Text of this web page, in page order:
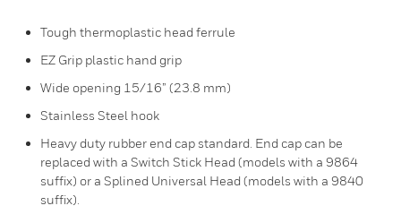
Tough thermoplastic head ferrule
EZ Grip plastic hand grip
Wide opening 15/16” (23.8 mm)
Stainless Steel hook
Heavy duty rubber end cap standard. End cap can be
replaced with a Switch Stick Head (models with a 9864
suffix) or a Splined Universal Head (models with a 9840
suffix).